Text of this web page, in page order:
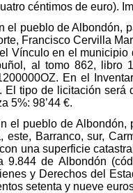
céntimos de euro).
el pueblo de Albondón,
Francisco Cervilla
Vínculo en el municipio
al tomo 862, libro
En el
El tipo de licitación
5%: 98’44 €.
el pueblo de
este, Barranco, sur,
una superficie
9.844 de Albondón
y Derechos del
setenta y nueve